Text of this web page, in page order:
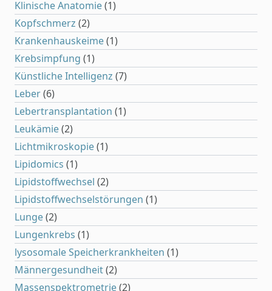
Klinische Anatomie(1)
Kopfschmerz (2)
Krankenhauskeime(1)
Krebsimpfung (1)
Künstliche Intelligenz (7)
Leber(6)
Lebertransplantation (1)
Leukämie(2)
Lichtmikroskopie(1)
Lipidomics (1)
Lipidstoffwechsel (2)
Lipidstoffwechselstörungen (1)
Lunge(2)
Lungenkrebs (1)
lysosomale Speicherkrankheiten (1)
Männergesundheit(2)
Massenspektrometrie(2)